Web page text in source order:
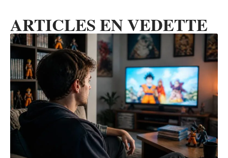
ARTICLES EN VEDETTE